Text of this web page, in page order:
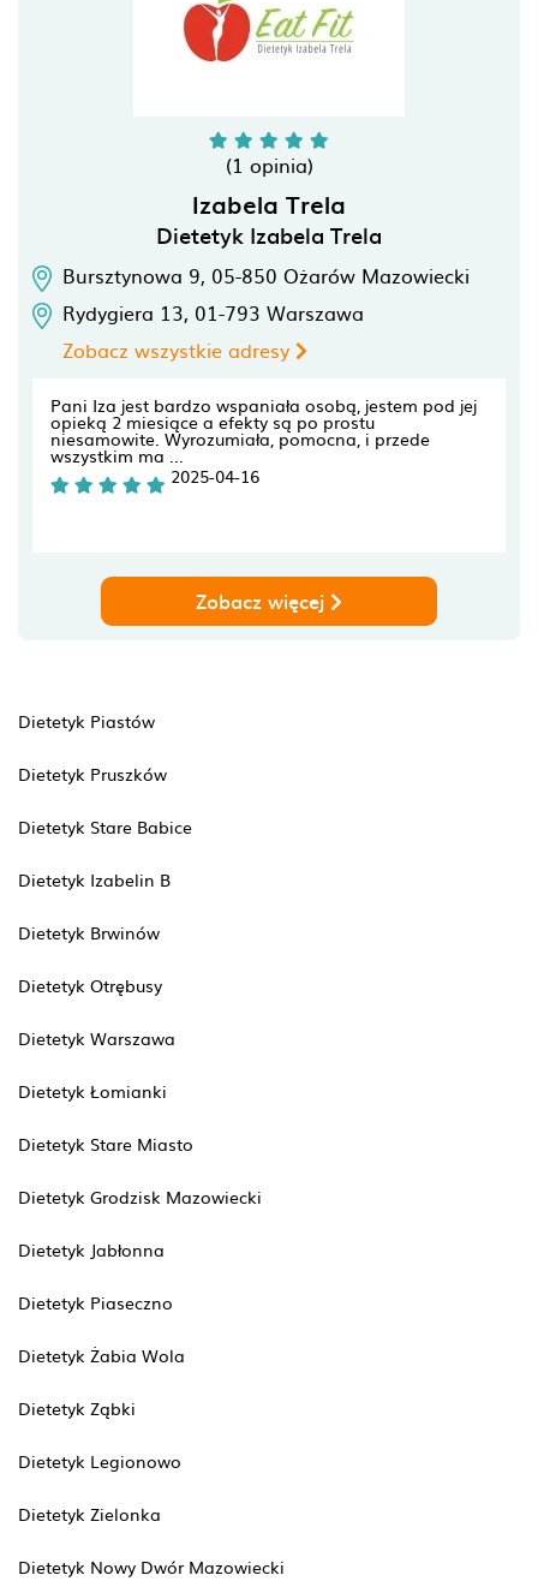
(1 opinia)
Izabela Trela
Dietetyk Izabela Trela
Bursztynowa 9, 05-850 Ożarów Mazowiecki
Rydygiera 13, 01-793 Warszawa
Zobacz wszystkie adresy
Pani Iza jest bardzo wspaniała osobą, jestem pod jej
opieką 2 miesiące a efekty są po prostu
niesamowite. Wyrozumiała, pomocna, i przede
wszystkim ma ...
2025-04-16
Zobacz więcej
Dietetyk Piastów
Dietetyk Pruszków
Dietetyk Stare Babice
Dietetyk Izabelin B
Dietetyk Brwinów
Dietetyk Otrębusy
Dietetyk Warszawa
Dietetyk Łomianki
Dietetyk Stare Miasto
Dietetyk Grodzisk Mazowiecki
Dietetyk Jabłonna
Dietetyk Piaseczno
Dietetyk Żabia Wola
Dietetyk Ząbki
Dietetyk Legionowo
Dietetyk Zielonka
Dietetyk Nowy Dwór Mazowiecki